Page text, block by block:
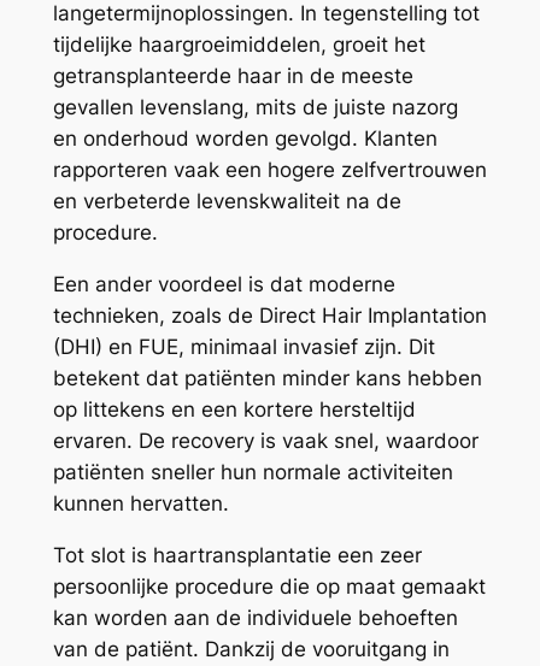
langetermijnoplossingen. In tegenstelling tot
tijdelijke haargroeimiddelen, groeit het
getransplanteerde haar in de meeste
gevallen levenslang, mits de juiste nazorg
en onderhoud worden gevolgd. Klanten
rapporteren vaak een hogere zelfvertrouwen
en verbeterde levenskwaliteit na de
procedure.
Een ander voordeel is dat moderne
technieken, zoals de Direct Hair Implantation
(DHI) en FUE, minimaal invasief zijn. Dit
betekent dat patiënten minder kans hebben
op littekens en een kortere hersteltijd
ervaren. De recovery is vaak snel, waardoor
patiënten sneller hun normale activiteiten
kunnen hervatten.
Tot slot is haartransplantatie een zeer
persoonlijke procedure die op maat gemaakt
kan worden aan de individuele behoeften
van de patiënt. Dankzij de vooruitgang in